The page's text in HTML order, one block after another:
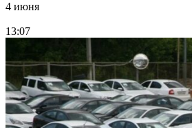
4 июня
13:07